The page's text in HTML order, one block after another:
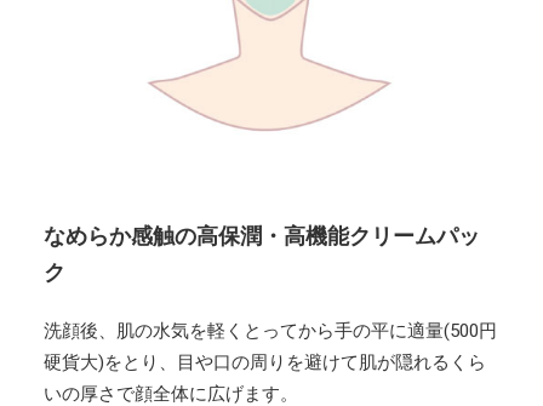
なめらか感触の高保潤・高機能クリームパッ
ク
洗顔後、肌の水気を軽くとってから手の平に適量(500円
硬貨大)をとり、目や口の周りを避けて肌が隠れるくら
いの厚さで顔全体に広げます。